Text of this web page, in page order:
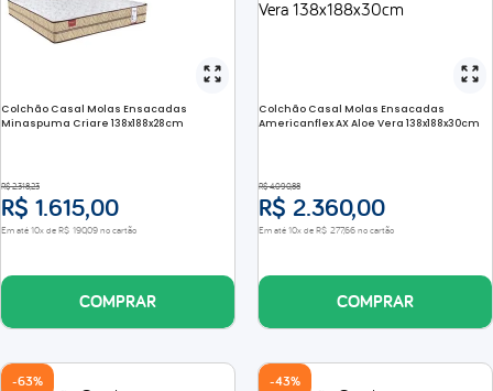
Colchão Casal Molas Ensacadas
Minaspuma Criare 138x188x28cm
R$ 2.318,23
R$ 1.615,00
Em até10x deR$ 190,09no cartão
COMPRAR
Colchão Casal Molas Ensacadas
Americanflex AX Aloe Vera 138x188x30cm
R$ 4.090,88
R$ 2.360,00
Em até10x deR$ 277,66no cartão
COMPRAR
-63% -43%